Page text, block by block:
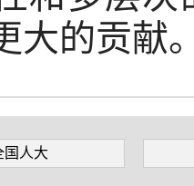
大的贡
国人大